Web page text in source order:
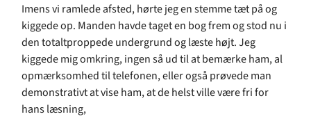
Imens vi ramlede afsted, hørte jeg en stemme tæt på og
kiggede op. Manden havde taget en bog frem og stod nu i
den totaltproppede undergrund og læste højt. Jeg
kiggede mig omkring, ingen så ud til at bemærke ham, al
opmærksomhed til telefonen, eller også prøvede man
demonstrativt at vise ham, at de helst ville være fri for
hans læsning,